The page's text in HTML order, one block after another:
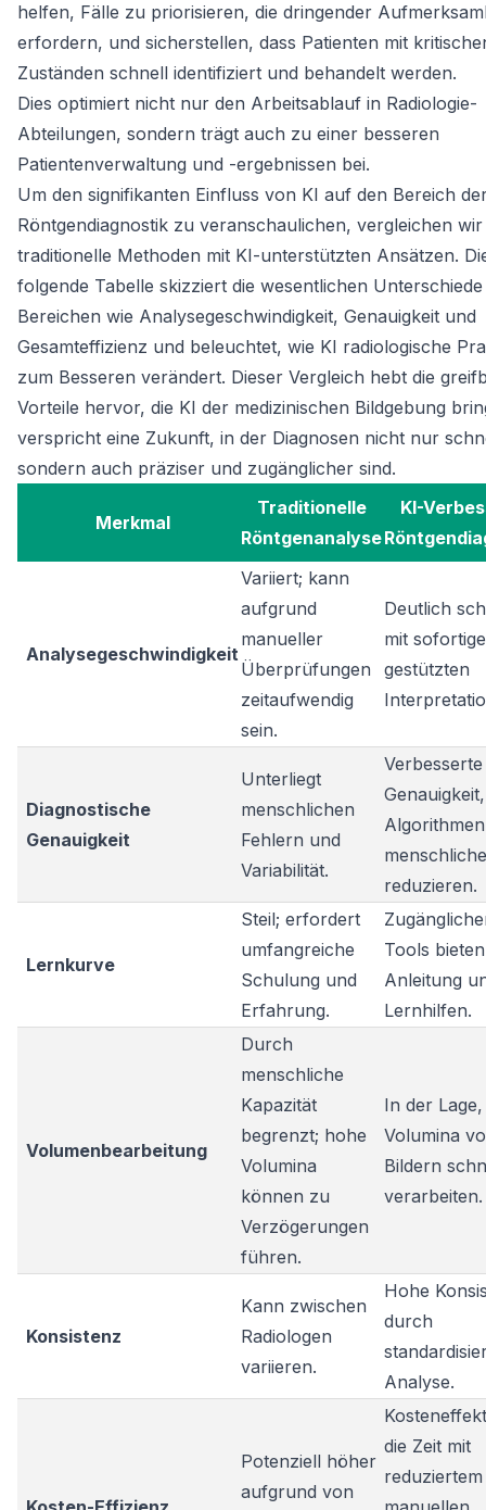
helfen, Fälle zu priorisieren, die dringender
erfordern, und sicherstellen, dass Patienten mit
Zuständen schnell identifiziert und behandelt werden.
Dies optimiert nicht nur den Arbeitsablauf in Radiologie-
Abteilungen, sondern trägt auch zu einer besseren
Patientenverwaltung und -ergebnissen bei.
Um den signifikanten Einfluss von KI auf den Bereich
Röntgendiagnostik zu veranschaulichen, vergleichen wir
traditionelle Methoden mit KI-unterstützten Ansätzen.
folgende Tabelle skizziert die wesentlichen
Bereichen wie Analysegeschwindigkeit, Genauigkeit und
Gesamteffizienz und beleuchtet, wie KI radiologische
zum Besseren verändert. Dieser Vergleich hebt die
Vorteile hervor, die KI der medizinischen Bildgebung
verspricht eine Zukunft, in der Diagnosen nicht nur
sondern auch präziser und zugänglicher sind.
Merkmal
Traditionelle
Röntgenanalyse
KI-
Analysegeschwindigkeit
Variiert; kann
aufgrund
manueller
Überprüfungen
zeitaufwendig
sein.
Deutlich
mit
gestützten
Diagnostische
Genauigkeit
Unterliegt
menschlichen
Fehlern und
Variabilität.
Verbesserte
Algorithmen
reduzieren.
Lernkurve
Steil; erfordert
umfangreiche
Schulung und
Erfahrung.
Tools bieten
Anleitung
Lernhilfen.
Volumenbearbeitung
Durch
menschliche
Kapazität
begrenzt; hohe
Volumina
können zu
Verzögerungen
führen.
In der
Volumina
Bildern
verarbeiten.
Konsistenz
Kann zwischen
Radiologen
variieren.
Hohe
durch
Analyse.
Potenziell höher
aufgrund von
die Zeit mit
reduziertem